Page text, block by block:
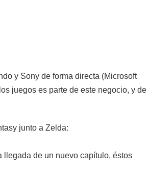
y Sony de forma directa (Microsoft
juegos es parte de este negocio, y de
junto a Zelda:
llegada de un nuevo capítulo, éstos